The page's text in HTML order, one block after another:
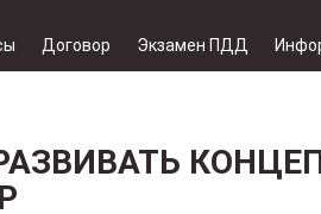
Договор Экзамен ПДД